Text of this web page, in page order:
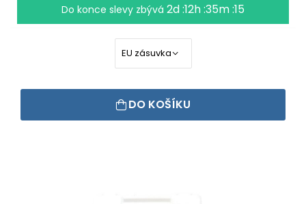
Do konce slevy zbývá 2d :12h :35m :15
DO KOŠÍKU